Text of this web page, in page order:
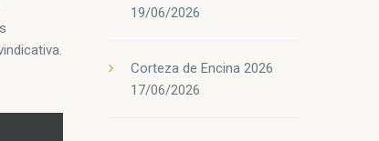
19/06/2026
Corteza de Encina 2026
17/06/2026